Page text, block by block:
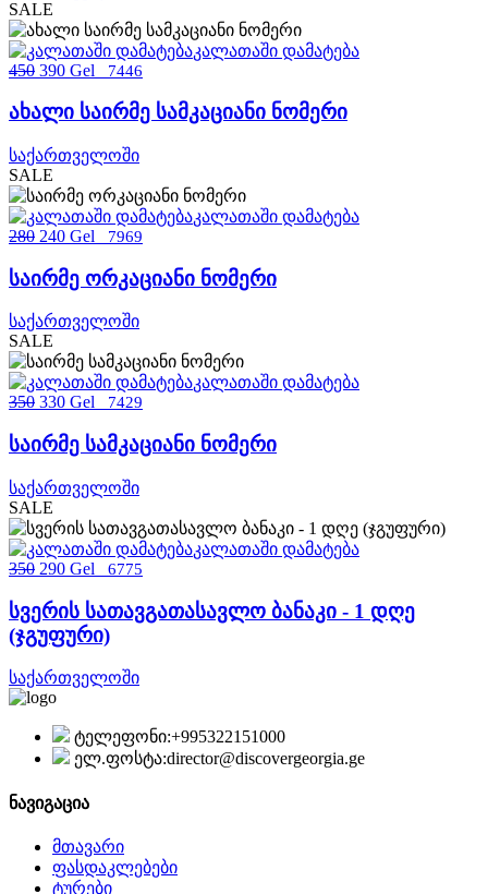
SALE
კალათაში დამატება
450 390 Gel 7446
ახალი საირმე სამკაციანი ნომერი
საქართველოში
SALE
კალათაში დამატება
280 240 Gel 7969
საირმე ორკაციანი ნომერი
საქართველოში
SALE
კალათაში დამატება
350 330 Gel 7429
საირმე სამკაციანი ნომერი
საქართველოში
SALE
კალათაში დამატება
350 290 Gel 6775
სვერის სათავგათასავლო ბანაკი - 1 დღე
(ჯგუფური)
საქართველოში
ტელეფონი:+995322151000
ელ.ფოსტა:director@discovergeorgia.ge
ნავიგაცია
მთავარი
ფასდაკლებები
ტურები